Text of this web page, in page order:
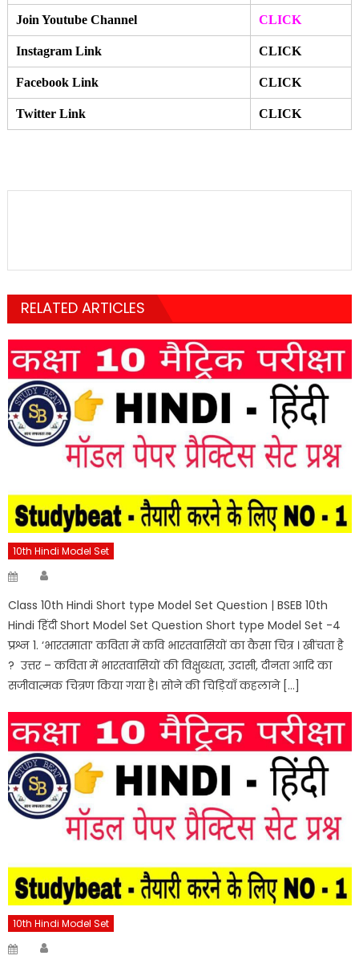
Join Youtube Channel CLICK
Instagram Link CLICK
Facebook Link CLICK
Twitter Link CLICK
RELATED ARTICLES
10th Hindi Model Set
Posted
Class 10th Hindi Short type Model Set Question | BSEB 10th
Hindi हिंदी Short Model Set Question Short type Model Set -4
प्रश्न 1. ‘भारतमाता’ कविता में कवि भारतवासियों का कैसा चित्र । खींचता है
? उत्तर – कविता में भारतवासियों की विक्षुब्धता, उदासी, दीनता आदि का
सजीवात्मक चित्रण किया गया है। सोने की चिड़ियाँ कहलाने […]
10th Hindi Model Set
Posted